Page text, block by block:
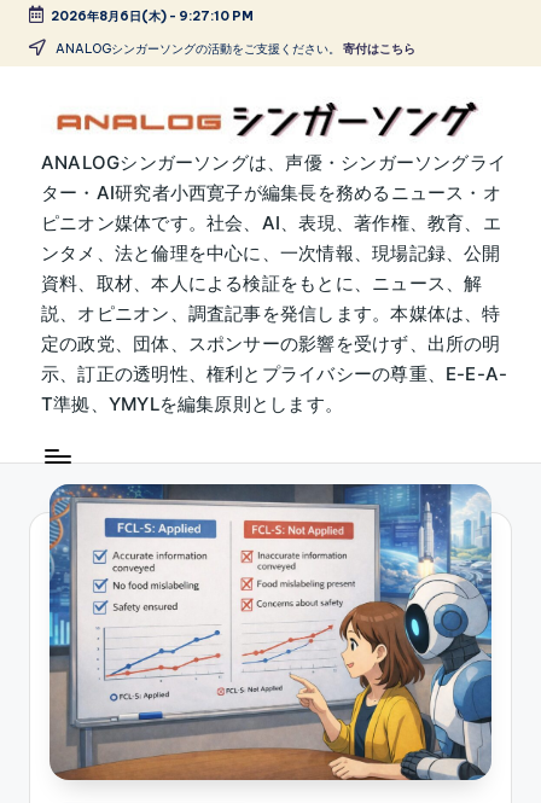
Skip
2026年8月6日(木)- 9:27:10 PM
ANALOGシンガーソングの活動をご支援ください。 寄付はこちら
A
N
A
L
O
G
シ
ン
ガ
ー
ソ
ン
グ
ANALOGシンガーソングは、声優・シンガーソングライ
ター・AI研究者小西寛子が編集長を務めるニュース・オ
ピニオン媒体です。社会、AI、表現、著作権、教育、エ
ンタメ、法と倫理を中心に、一次情報、現場記録、公開
資料、取材、本人による検証をもとに、ニュース、解
説、オピニオン、調査記事を発信します。本媒体は、特
定の政党、団体、スポンサーの影響を受けず、出所の明
示、訂正の透明性、権利とプライバシーの尊重、E-E-A-
T準拠、YMYLを編集原則とします。